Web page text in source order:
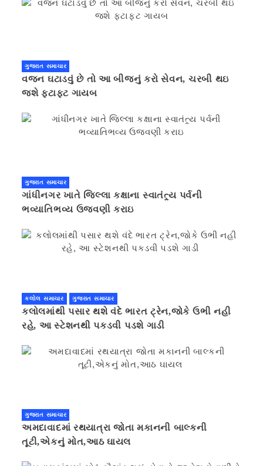
ગુજરાત સમાચાર
વજન ઘટાડવું છે તો આ બીજનું કરો સેવન, ચરબી થઇ
જશે ફટાફટ ગાયબ
ગુજરાત સમાચાર
ગાંધીનગર ખાતે જિલ્લા કક્ષાના સ્વાતંત્ર્ય પર્વની
ભવ્યાતિભવ્ય ઉજવણી કરાઇ
કલોલ સમાચાર ગુજરાત સમાચાર
કલોલમાંથી પસાર થશે વંદે ભારત ટ્રેન,જોકે ઉભી નહી
રહે, આ સ્ટેશનથી પકડવી પડશે ગાડી
ગુજરાત સમાચાર
અમદાવાદમાં રથયાત્રા જોતા મકાનની બાલ્કની
તૂટી,એકનું મોત,આઠ ઘાયલ